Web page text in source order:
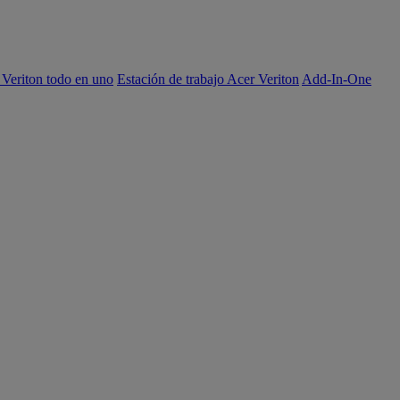
todo en uno Estación de trabajo Acer Veriton Add-In-One